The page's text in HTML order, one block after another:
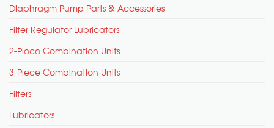
Diaphragm Pump Parts & Accessories
Filter Regulator Lubricators
2-Piece Combination Units
3-Piece Combination Units
Filters
Lubricators